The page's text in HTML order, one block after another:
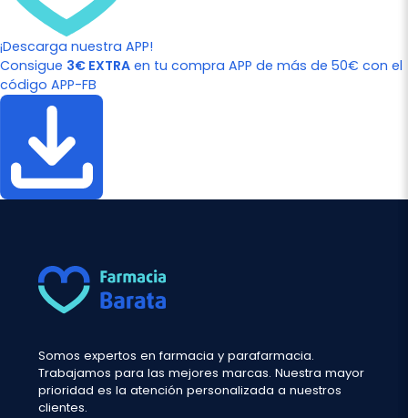
¡Descarga nuestra APP!
Consigue 3€ EXTRA en tu compra APP de más de 50€ con el
código APP-FB
Somos expertos en farmacia y parafarmacia.
Trabajamos para las mejores marcas. Nuestra mayor
prioridad es la atención personalizada a nuestros
clientes.